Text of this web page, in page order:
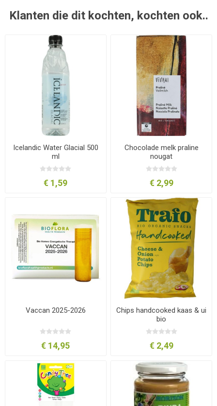
Klanten die dit kochten, kochten ook..
Icelandic Water Glacial 500
ml
€ 1,59
Chocolade melk praline
nougat
€ 2,99
Vaccan 2025-2026
€ 14,95
Chips handcooked kaas & ui
bio
€ 2,49